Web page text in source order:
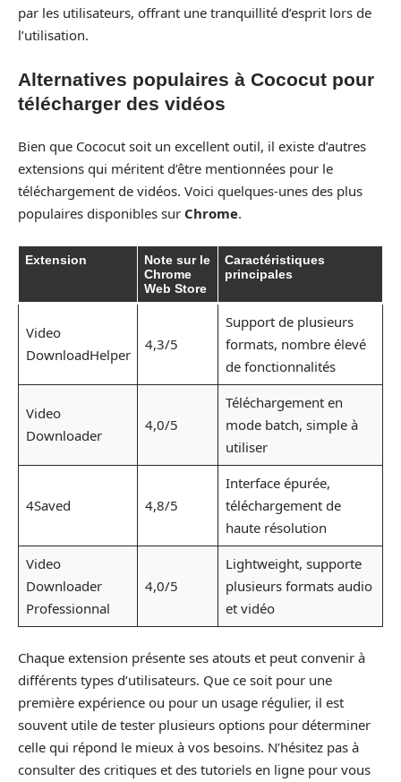
par les utilisateurs, offrant une tranquillité d’esprit lors de
l’utilisation.
Alternatives populaires à Cococut pour
télécharger des vidéos
Bien que Cococut soit un excellent outil, il existe d’autres
extensions qui méritent d’être mentionnées pour le
téléchargement de vidéos. Voici quelques-unes des plus
populaires disponibles sur Chrome.
Extension
Note sur le
Chrome
Web Store
Caractéristiques
principales
Video
DownloadHelper
4,3/5
Support de plusieurs
formats, nombre élevé
de fonctionnalités
Video
Downloader
4,0/5
Téléchargement en
mode batch, simple à
utiliser
4Saved 4,8/5
Interface épurée,
téléchargement de
haute résolution
Video
Downloader
Professionnal
4,0/5
Lightweight, supporte
plusieurs formats audio
et vidéo
Chaque extension présente ses atouts et peut convenir à
différents types d’utilisateurs. Que ce soit pour une
première expérience ou pour un usage régulier, il est
souvent utile de tester plusieurs options pour déterminer
celle qui répond le mieux à vos besoins. N’hésitez pas à
consulter des critiques et des tutoriels en ligne pour vous